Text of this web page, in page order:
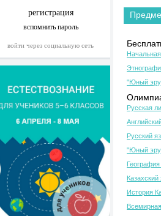
регистрация
вспомнить пароль
войти через социальную сеть
"Юный
Русская
Русский
"Юный
География
Казахский
История